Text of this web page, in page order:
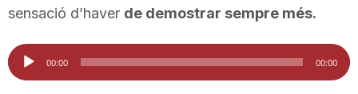
sensació d’haver de demostrar sempre més.
Reproductor
d'àudio
00:00 00:00